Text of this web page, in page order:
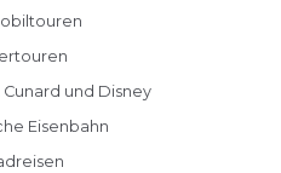
und Disney
Eisenbahn